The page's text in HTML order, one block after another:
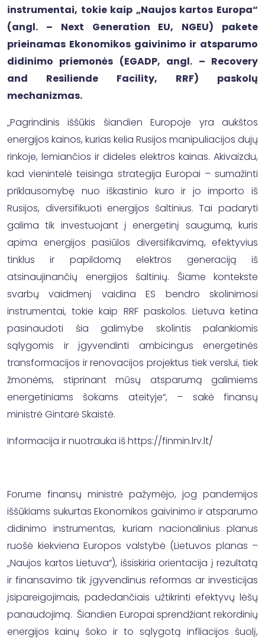
instrumentai, tokie kaip „Naujos kartos Europa“
(angl. – Next Generation EU, NGEU) pakete
prieinamas Ekonomikos gaivinimo ir atsparumo
didinimo priemonės (EGADP, angl. – Recovery
and Resiliende Facility, RRF) paskolų
mechanizmas.
„Pagrindinis iššūkis šiandien Europoje yra aukštos
energijos kainos, kurias kelia Rusijos manipuliacijos dujų
rinkoje, lemiančios ir dideles elektros kainas. Akivaizdu,
kad vienintelė teisinga strategija Europai – sumažinti
priklausomybę nuo iškastinio kuro ir jo importo iš
Rusijos, diversifikuoti energijos šaltinius. Tai padaryti
galima tik investuojant į energetinį saugumą, kuris
apima energijos pasiūlos diversifikavimą, efektyvius
tinklus ir papildomą elektros generaciją iš
atsinaujinančių energijos šaltinių. Šiame kontekste
svarbų vaidmenį vaidina ES bendro skolinimosi
instrumentai, tokie kaip RRF paskolos. Lietuva ketina
pasinaudoti šia galimybe skolintis palankiomis
sąlygomis ir įgyvendinti ambicingus energetinės
transformacijos ir renovacijos projektus tiek verslui, tiek
žmonėms, stiprinant mūsų atsparumą galimiems
energetiniams šokams ateityje“, – sakė finansų
ministrė Gintarė Skaistė.
Informacija ir nuotrauka iš https://finmin.lrv.lt/
Forume finansų ministrė pažymėjo, jog pandemijos
iššūkiams sukurtas Ekonomikos gaivinimo ir atsparumo
didinimo instrumentas, kuriam nacionalinius planus
ruošė kiekviena Europos valstybė (Lietuvos planas –
„Naujos kartos Lietuva“), išsiskiria orientacija į rezultatą
ir finansavimo tik įgyvendinus reformas ar investicijas
įsipareigojimais, padedančiais užtikrinti efektyvų lėšų
panaudojimą. Šiandien Europai sprendžiant rekordinių
energijos kainų šoko ir to sąlygotą infliacijos šuolį,